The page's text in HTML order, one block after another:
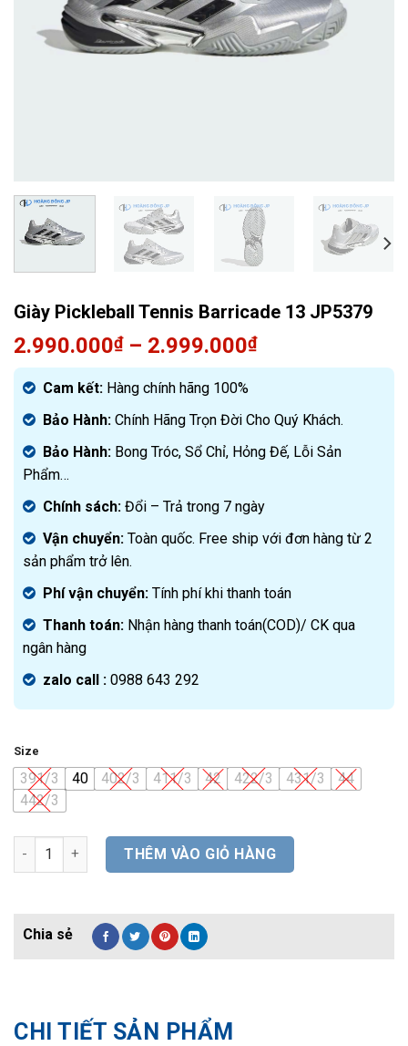
Giày Pickleball Tennis Barricade 13 JP5379
2.990.000₫– 2.999.000₫
Cam kết: Hàng chính hãng 100%
Bảo Hành: Chính Hãng Trọn Đời Cho Quý Khách.
Bảo Hành: Bong Tróc, Sổ Chỉ, Hỏng Đế, Lỗi Sản
Phẩm…
Chính sách: Đổi – Trả trong 7 ngày
Vận chuyển: Toàn quốc. Free ship với đơn hàng từ 2
sản phẩm trở lên.
Phí vận chuyển: Tính phí khi thanh toán
Thanh toán: Nhận hàng thanh toán(COD)/ CK qua
ngân hàng
zalo call : 0988 643 292
Size
391/3 40 402/3 411/3 42 422/3 431/3
44
442/3
Giày Pickleball Tennis Barricade 13 JP5379 số lượng
THÊM VÀO GIỎ HÀNG
CHI TIẾT SẢN PHẨM